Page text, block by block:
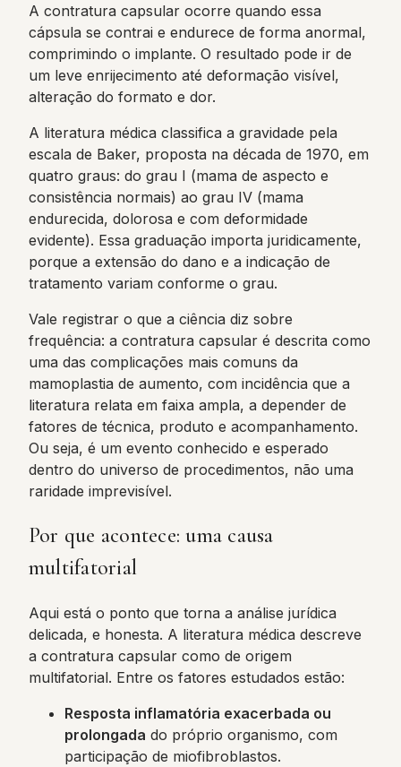
A contratura capsular ocorre quando essa
cápsula se contrai e endurece de forma anormal,
comprimindo o implante. O resultado pode ir de
um leve enrijecimento até deformação visível,
alteração do formato e dor.
A literatura médica classifica a gravidade pela
escala de Baker, proposta na década de 1970, em
quatro graus: do grau I (mama de aspecto e
consistência normais) ao grau IV (mama
endurecida, dolorosa e com deformidade
evidente). Essa graduação importa juridicamente,
porque a extensão do dano e a indicação de
tratamento variam conforme o grau.
Vale registrar o que a ciência diz sobre
frequência: a contratura capsular é descrita como
uma das complicações mais comuns da
mamoplastia de aumento, com incidência que a
literatura relata em faixa ampla, a depender de
fatores de técnica, produto e acompanhamento.
Ou seja, é um evento conhecido e esperado
dentro do universo de procedimentos, não uma
raridade imprevisível.
Por que acontece: uma causa
multifatorial
Aqui está o ponto que torna a análise jurídica
delicada, e honesta. A literatura médica descreve
a contratura capsular como de origem
multifatorial. Entre os fatores estudados estão:
Resposta inflamatória exacerbada ou
prolongada do próprio organismo, com
participação de miofibroblastos.